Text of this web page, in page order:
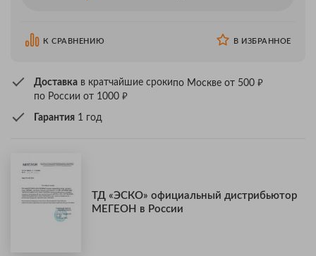
К СРАВНЕНИЮ В ИЗБРАННОЕ
Доставка в кратчайшие срокипо Москве от 500 ₽
по России от 1000 ₽
Гарантия 1 год
ТД «ЭСКО» официальный дистрибьютор
МЕГЕОН в России